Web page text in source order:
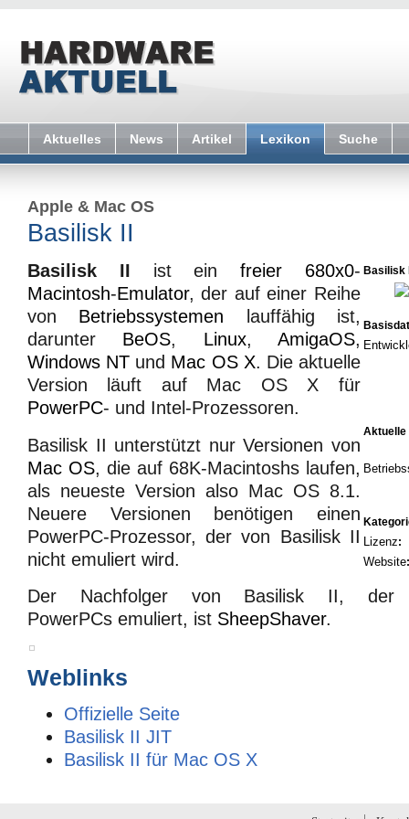
Aktuelles News Artikel Lexikon Suche
Apple & Mac OS
Basilisk II
Basilisk
Aktuelle
Lizenz:
Website:
Basilisk II ist einfreier 680x0-
Macintosh-Emulator, der auf einer Reihe
von Betriebssystemen lauffähig ist,
darunter BeOS, Linux,AmigaOS,
Windows NT und Mac OS X. Die aktuelle
Version läuft auf Mac OS X für
PowerPC- und Intel-Prozessoren.
Basilisk II unterstützt nur Versionen von
Mac OS, die auf 68K-Macintoshs laufen,
als neueste Version also Mac OS 8.1.
Neuere Versionen benötigen einen
PowerPC-Prozessor, der von Basilisk II
nicht emuliert wird.
Der Nachfolger von Basilisk II, der
PowerPCs emuliert, ist SheepShaver.
Weblinks
Offizielle Seite
Basilisk II JIT
Basilisk II für Mac OS X